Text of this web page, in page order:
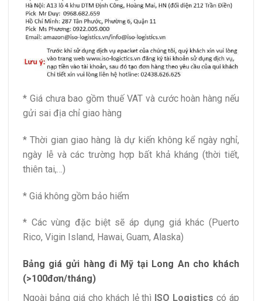
* Giá chưa bao gồm thuế VAT và cước hoàn hàng nếu
gửi sai địa chỉ giao hàng
* Thời gian giao hàng là dự kiến không kể ngày nghỉ,
ngày lễ và các trường hợp bất khả kháng (thời tiết,
thiên tai,…)
* Giá không gồm bảo hiểm
* Các vùng đặc biệt sẽ áp dụng giá khác (Puerto
Rico, Vigin Island, Hawai, Guam, Alaska)
Bảng giá gửi hàng đi Mỹ tại Long An cho khách
(>100đơn/tháng)
Ngoài bảng giá cho khách lẻ thì ISO Logistics có áp